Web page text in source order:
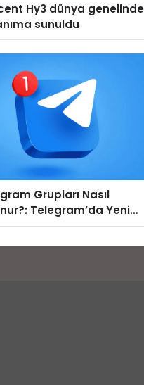
Hy3 dünya genelinde
sunuldu
Grupları Nasıl
Telegram’da Yeni
Tanışmanın